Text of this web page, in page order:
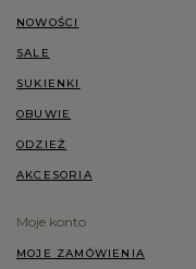
NOWOŚCI
SALE
SUKIENKI
OBUWIE
ODZIEŻ
AKCESORIA
Moje konto
MOJE ZAMÓWIENIA